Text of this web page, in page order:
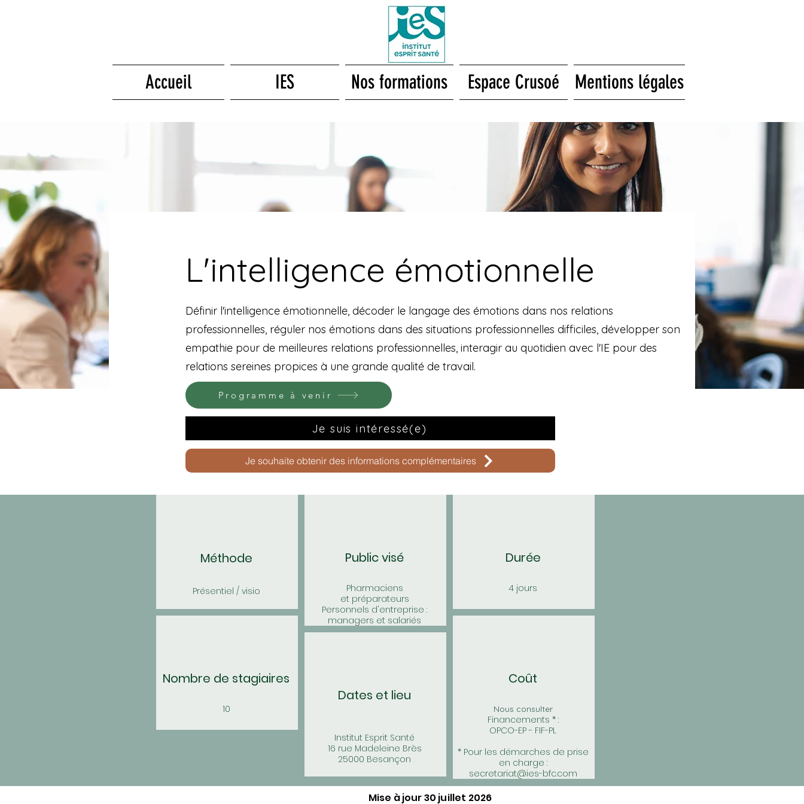
Accueil IES Nos formations Espace Crusoé Mentions légales
L'intelligence émotionnelle
Définir l'intelligence émotionnelle, décoder le langage des émotions dans nos relations
professionnelles, réguler nos émotions dans des situations professionnelles difficiles, développer son
empathie pour de meilleures relations professionnelles, interagir au quotidien avec l'IE pour des
relations sereines propices à une grande qualité de travail.
Programme à venir
Je suis intéressé(e)
Je souhaite obtenir des informations complémentaires
Méthode
Présentiel / visio
Nombre de stagiaires
10
Public visé
Pharmaciens
et préparateurs
Personnels d'entreprise :
managers et salariés
Dates et lieu
Institut Esprit Santé
16 rue Madeleine Brès
25000 Besançon
Durée
4 jours
Coût
Nous consulter
Financements * :
OPCO-EP - FIF-PL
* Pour les démarches de prise
en charge :
secretariat@ies-bfc.com
Mise à jour 30 juillet 2026